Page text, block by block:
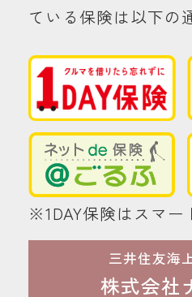
ている保険は以下の
※1DAY保険はスマ
三井住友海
株式会社